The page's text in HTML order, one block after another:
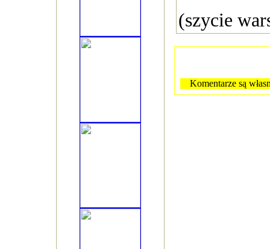
(szycie
Komentarze są